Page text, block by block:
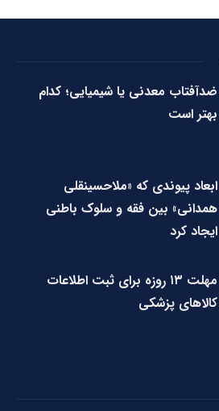
ضدآفتاب‌ معدنی یا شیمیایی؛ کدام
بهتر است
ابعاد پیوندی که «ملاحسینقلی
همدانی» بین فقه و سلوک باطنی
ایجاد کرد
مهلت ۱۳ روزه برای ثبت اطلاعات
کالاهای پزشکی